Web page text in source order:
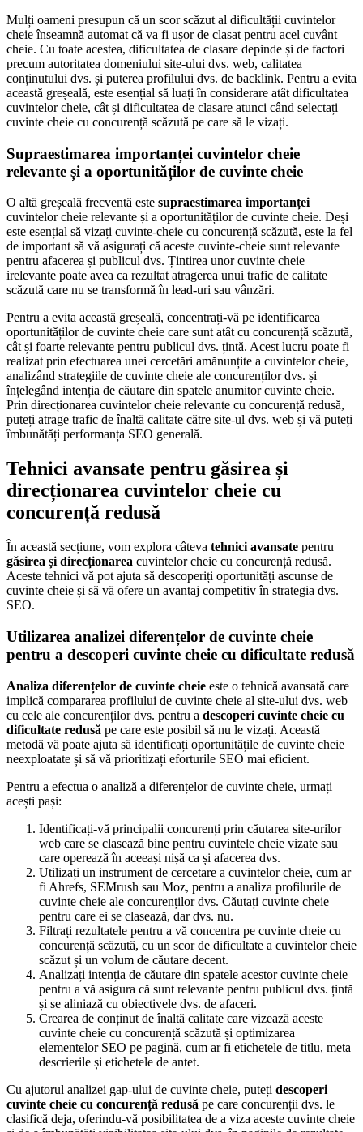
Mulți oameni presupun că un scor scăzut al dificultății cuvintelor
cheie înseamnă automat că va fi ușor de clasat pentru acel cuvânt
cheie. Cu toate acestea, dificultatea de clasare depinde și de factori
precum autoritatea domeniului site-ului dvs. web, calitatea
conținutului dvs. și puterea profilului dvs. de backlink. Pentru a evita
această greșeală, este esențial să luați în considerare atât dificultatea
cuvintelor cheie, cât și dificultatea de clasare atunci când selectați
cuvinte cheie cu concurență scăzută pe care să le vizați.
Supraestimarea importanței cuvintelor cheie
relevante și a oportunităților de cuvinte cheie
O altă greșeală frecventă este supraestimarea importanței
cuvintelor cheie relevante și a oportunităților de cuvinte cheie. Deși
este esențial să vizați cuvinte-cheie cu concurență scăzută, este la fel
de important să vă asigurați că aceste cuvinte-cheie sunt relevante
pentru afacerea și publicul dvs. Țintirea unor cuvinte cheie
irelevante poate avea ca rezultat atragerea unui trafic de calitate
scăzută care nu se transformă în lead-uri sau vânzări.
Pentru a evita această greșeală, concentrați-vă pe identificarea
oportunităților de cuvinte cheie care sunt atât cu concurență scăzută,
cât și foarte relevante pentru publicul dvs. țintă. Acest lucru poate fi
realizat prin efectuarea unei cercetări amănunțite a cuvintelor cheie,
analizând strategiile de cuvinte cheie ale concurenților dvs. și
înțelegând intenția de căutare din spatele anumitor cuvinte cheie.
Prin direcționarea cuvintelor cheie relevante cu concurență redusă,
puteți atrage trafic de înaltă calitate către site-ul dvs. web și vă puteți
îmbunătăți performanța SEO generală.
Tehnici avansate pentru găsirea și
direcționarea cuvintelor cheie cu
concurență redusă
În această secțiune, vom explora câteva tehnici avansate pentru
găsirea și direcționarea cuvintelor cheie cu concurență redusă.
Aceste tehnici vă pot ajuta să descoperiți oportunități ascunse de
cuvinte cheie și să vă ofere un avantaj competitiv în strategia dvs.
SEO.
Utilizarea analizei diferențelor de cuvinte cheie
pentru a descoperi cuvinte cheie cu dificultate redusă
Analiza diferențelor de cuvinte cheie este o tehnică avansată care
implică compararea profilului de cuvinte cheie al site-ului dvs. web
cu cele ale concurenților dvs. pentru a descoperi cuvinte cheie cu
dificultate redusă pe care este posibil să nu le vizați. Această
metodă vă poate ajuta să identificați oportunitățile de cuvinte cheie
neexploatate și să vă prioritizați eforturile SEO mai eficient.
Pentru a efectua o analiză a diferențelor de cuvinte cheie, urmați
acești pași:
Identificați-vă principalii concurenți prin căutarea site-urilor
web care se clasează bine pentru cuvintele cheie vizate sau
care operează în aceeași nișă ca și afacerea dvs.
Utilizați un instrument de cercetare a cuvintelor cheie, cum ar
fi Ahrefs, SEMrush sau Moz, pentru a analiza profilurile de
cuvinte cheie ale concurenților dvs. Căutați cuvinte cheie
pentru care ei se clasează, dar dvs. nu.
Filtrați rezultatele pentru a vă concentra pe cuvinte cheie cu
concurență scăzută, cu un scor de dificultate a cuvintelor cheie
scăzut și un volum de căutare decent.
Analizați intenția de căutare din spatele acestor cuvinte cheie
pentru a vă asigura că sunt relevante pentru publicul dvs. țintă
și se aliniază cu obiectivele dvs. de afaceri.
Crearea de conținut de înaltă calitate care vizează aceste
cuvinte cheie cu concurență scăzută și optimizarea
elementelor SEO pe pagină, cum ar fi etichetele de titlu, meta
descrierile și etichetele de antet.
Cu ajutorul analizei gap-ului de cuvinte cheie, puteți descoperi
cuvinte cheie cu concurență redusă pe care concurenții dvs. le
clasifică deja, oferindu-vă posibilitatea de a viza aceste cuvinte cheie